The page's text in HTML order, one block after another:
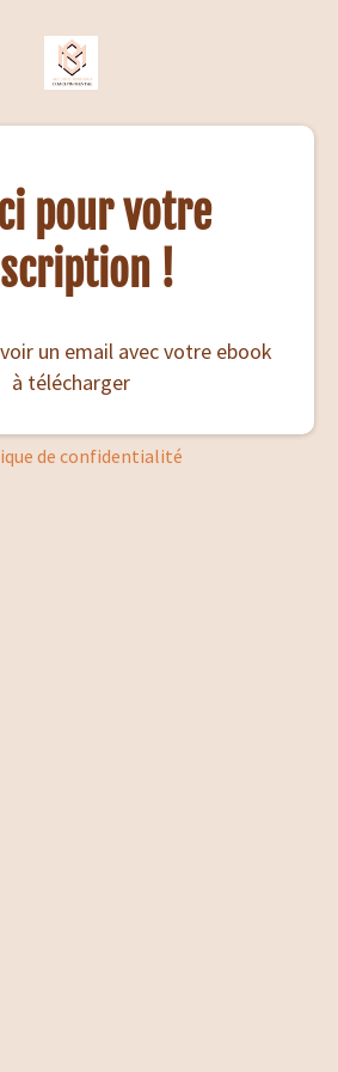
pour votre
!
un email avec votre ebook
à télécharger
de confidentialité